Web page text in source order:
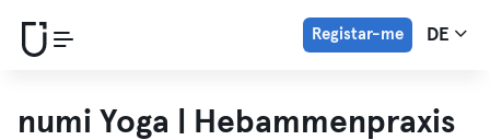
Registar-me DE
numi Yoga | Hebammenpraxis